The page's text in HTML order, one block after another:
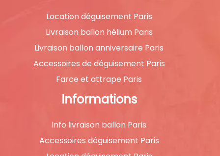
Location déguisement Paris
Livraison ballon hélium Paris
Livraison ballon anniversaire Paris
Accessoires de déguisement Paris
Farce et attrape Paris
Informations
Info livraison ballon Paris
Accessoires déguisement Paris